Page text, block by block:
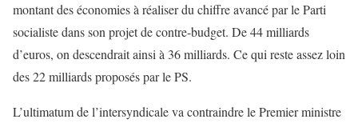
montant des économies à réaliser du chiffre avancé par le Parti
socialiste dans son projet de contre-budget. De 44 milliards
d’euros, on descendrait ainsi à 36 milliards. Ce qui reste assez loin
des 22 milliards proposés par le PS.
L’ultimatum de l’intersyndicale va contraindre le Premier ministre